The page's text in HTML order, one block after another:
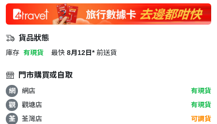
貨品狀態
庫存 有現貨 最快 8月12日* 前送貨
門市購買或自取
網 網店
有現貨
觀
觀塘店
有現貨
荃
荃灣店
可調貨